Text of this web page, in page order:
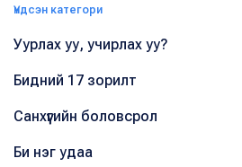
Үндсэн категори
Уурлах уу, учирлах уу?
Бидний 17 зорилт
Санхүүгийн боловсрол
Би нэг удаа